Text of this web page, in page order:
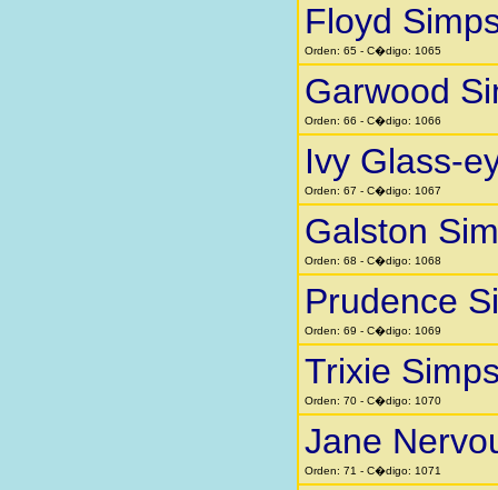
Floyd
Orden: 65 - C�digo: 1065
Garwood
Orden: 66 - C�digo: 1066
Ivy Glass-
Orden: 67 - C�digo: 1067
Galston
Orden: 68 - C�digo: 1068
Prudence
Orden: 69 - C�digo: 1069
Trixie
Orden: 70 - C�digo: 1070
Jane
Orden: 71 - C�digo: 1071